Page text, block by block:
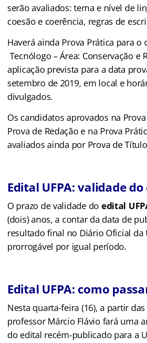
serão avaliados: tema e nível de
coesão e coerência, regras de
Haverá ainda Prova Prática para o
Tecnólogo – Área: Conservação e
aplicação prevista para a data
setembro de 2019, em local e
divulgados.
Os candidatos aprovados na
Prova de Redação e na Prova
avaliados ainda por Prova de
Edital UFPA: validade
O prazo de validade do edital
(dois) anos, a contar da data de
resultado final no Diário Oficial da
prorrogável por igual período.
Edital UFPA: como
Nesta quarta-feira (16), a partir das
professor Márcio Flávio fará uma
do edital recém-publicado para a